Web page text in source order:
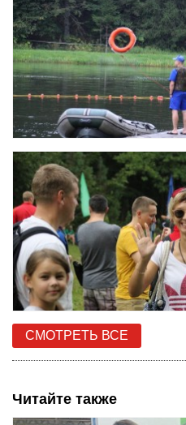
СМОТРЕТЬ ВСЕ
Читайте также